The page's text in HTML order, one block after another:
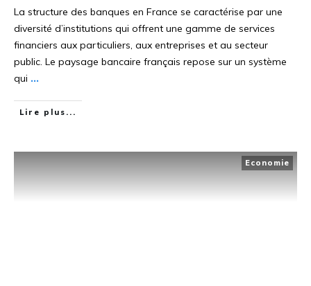
La structure des banques en France se caractérise par une
diversité d’institutions qui offrent une gamme de services
financiers aux particuliers, aux entreprises et au secteur
public. Le paysage bancaire français repose sur un système
qui ...
Lire plus...
Economie